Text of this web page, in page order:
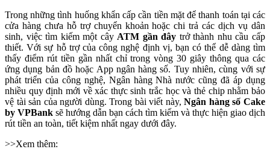
Trong những tình huống khẩn cấp cần tiền mặt để thanh toán tại các
cửa hàng chưa hỗ trợ chuyển khoản hoặc chi trả các dịch vụ dân
sinh, việc tìm kiếm một cây ATM gần đây trở thành nhu cầu cấp
thiết. Với sự hỗ trợ của công nghệ định vị, bạn có thể dễ dàng tìm
thấy điểm rút tiền gần nhất chỉ trong vòng 30 giây thông qua các
ứng dụng bản đồ hoặc App ngân hàng số. Tuy nhiên, cùng với sự
phát triển của công nghệ, Ngân hàng Nhà nước cũng đã áp dụng
nhiều quy định mới về xác thực sinh trắc học và thẻ chip nhằm bảo
vệ tài sản của người dùng. Trong bài viết này,Ngân hàng số Cake
by VPBank sẽ hướng dẫn bạn cách tìm kiếm và thực hiện giao dịch
rút tiền an toàn, tiết kiệm nhất ngay dưới đây.
>>Xem thêm: